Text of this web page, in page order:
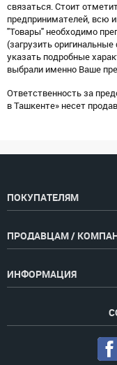
связаться. Стоит
предпринимателей, всю
"Товары" необходимо
(загрузить
указать подробные
выбрали именно Ваше
Ответственность за
в Ташкенте» несет
ПОКУПАТЕЛЯМ
ПРОДАВЦАМ /
ИНФОРМАЦИЯ